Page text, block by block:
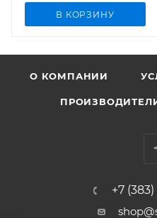
В КОРЗИНУ
О КОМПАНИИ
+7